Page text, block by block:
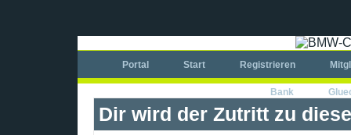
Portal Start Registrieren
Bank
Dir wird der Zutritt zu